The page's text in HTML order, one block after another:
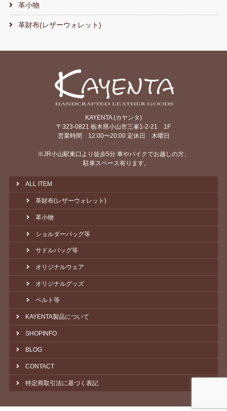
革小物
革財布(レザーウォレット)
KAYENTA (カヤンタ)
〒323-0821 栃木県小山市三峯1-2-21 1F
営業時間 12:00〜20:00 定休日 木曜日
※JR小山駅東口より徒歩5分 車やバイクでお越しの方、
駐車スペース有ります。
ALL ITEM
革財布(レザーウォレット)
革小物
ショルダーバッグ等
サドルバッグ等
オリジナルウェア
オリジナルグッズ
ベルト等
KAYENTA製品について
SHOPINFO
BLOG
CONTACT
特定商取引法に基づく表記